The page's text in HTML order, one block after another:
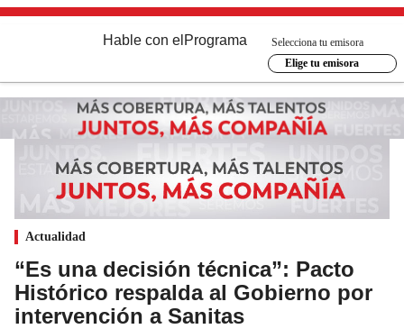
Hable con el Programa
Selecciona tu emisora
Elige tu emisora
Actualidad
“Es una decisión técnica”: Pacto
Histórico respalda al Gobierno por
intervención a Sanitas